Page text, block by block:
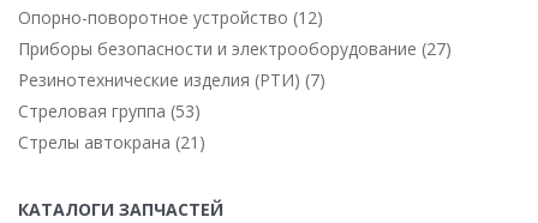
Опорно-поворотное устройство (12)
Приборы безопасности и электрооборудование (27)
Резинотехнические изделия (РТИ) (7)
Стреловая группа (53)
Стрелы автокрана (21)
КАТАЛОГИ ЗАПЧАСТЕЙ